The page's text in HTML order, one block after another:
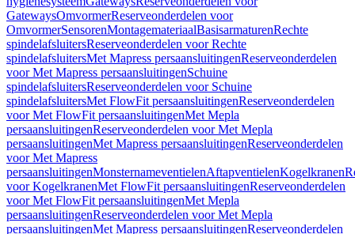
GatewaysOmvormerReserveonderdelen voor
OmvormerSensorenMontagemateriaalBasisarmaturenRechte
spindelafsluitersReserveonderdelen voor Rechte
spindelafsluitersMet Mapress persaansluitingenReserveonderdelen
voor Met Mapress persaansluitingenSchuine
spindelafsluitersReserveonderdelen voor Schuine
spindelafsluitersMet FlowFit persaansluitingenReserveonderdelen
voor Met FlowFit persaansluitingenMet Mepla
persaansluitingenReserveonderdelen voor Met Mepla
persaansluitingenMet Mapress persaansluitingenReserveonderdelen
voor Met Mapress
persaansluitingenMonsternameventielenAftapventielenKogelkranen
voor KogelkranenMet FlowFit persaansluitingenReserveonderdelen
voor Met FlowFit persaansluitingenMet Mepla
persaansluitingenReserveonderdelen voor Met Mepla
persaansluitingenMet Mapress persaansluitingenReserveonderdelen